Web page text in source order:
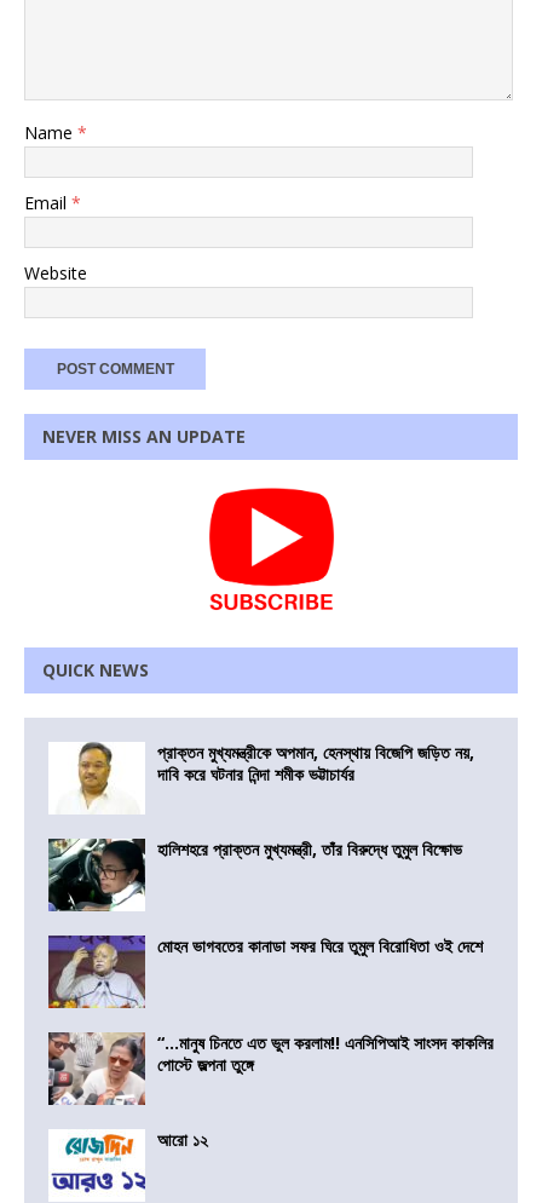
Name *
Email *
Website
NEVER MISS AN UPDATE
QUICK NEWS
প্রাক্তন মুখ্যমন্ত্রীকে অপমান, হেনস্থায় বিজেপি জড়িত নয়,
দাবি করে ঘটনার নিন্দা শমীক ভট্টাচার্যর
হালিশহরে প্রাক্তন মুখ্যমন্ত্রী, তাঁর বিরুদ্ধে তুমুল বিক্ষোভ
মোহন ভাগবতের কানাডা সফর ঘিরে তুমুল বিরোধিতা ওই দেশে
“…মানুষ চিনতে এত ভুল করলাম!! এনসিপিআই সাংসদ কাকলির
পোস্টে জল্পনা তুঙ্গে
আরো ১২